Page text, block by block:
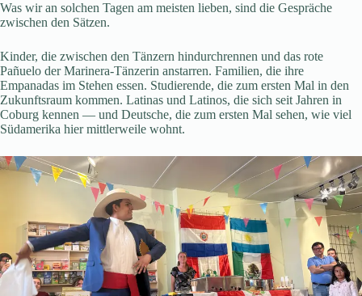
Was wir an solchen Tagen am meisten lieben, sind die Gespräche
zwischen den Sätzen.
Kinder, die zwischen den Tänzern hindurchrennen und das rote
Pañuelo der Marinera-Tänzerin anstarren. Familien, die ihre
Empanadas im Stehen essen. Studierende, die zum ersten Mal in den
Zukunftsraum kommen. Latinas und Latinos, die sich seit Jahren in
Coburg kennen — und Deutsche, die zum ersten Mal sehen, wie viel
Südamerika hier mittlerweile wohnt.